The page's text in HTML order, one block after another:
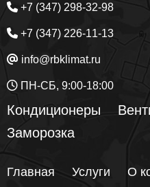
+7 (347) 298-32-98
+7 (347) 226-11-13
info@rbklimat.ru
ПН-СБ, 9:00-18:00
Кондиционеры
Заморозка
Главная Услуги
О